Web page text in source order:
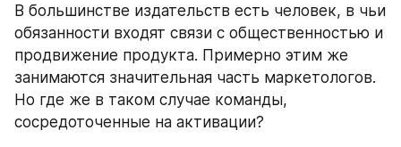
В большинстве издательств есть человек, в чьи
обязанности входят связи с общественностью и
продвижение продукта. Примерно этим же
занимаются значительная часть маркетологов.
Но где же в таком случае команды,
сосредоточенные на активации?